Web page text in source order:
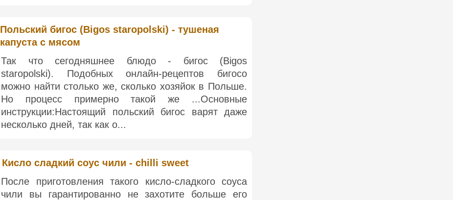
Польский бигос (Bigos staropolski) - тушеная
капуста с мясом
Так что сегодняшнее блюдо - бигос (Bigos
staropolski). Подобных онлайн-рецептов бигосо
можно найти столько же, сколько хозяйок в Польше.
Но процесс примерно такой же ...Основные
инструкции:Настоящий польский бигос варят даже
несколько дней, так как о...
Кисло сладкий соус чили - chilli sweet
После приготовления такого кисло-сладкого соуса
чили вы гарантированно не захотите больше его